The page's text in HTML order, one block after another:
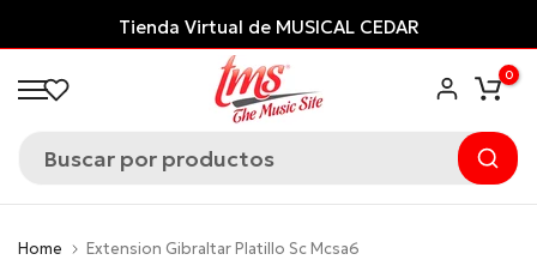
al
contenido
Tienda Virtual de MUSICAL CEDAR
0
Home Extension Gibraltar Platillo Sc Mcsa6